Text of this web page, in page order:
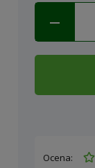
Ocena: